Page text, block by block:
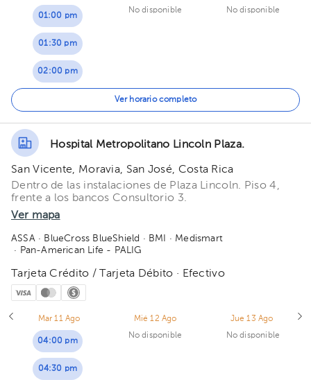
01:00 pm
01:30 pm
02:00 pm
No disponible
No disponible
Ver horario completo
Hospital Metropolitano Lincoln Plaza.
San Vicente, Moravia, San José, Costa Rica
Dentro de las instalaciones de Plaza Lincoln. Piso 4,
frente a los bancos Consultorio 3.
Ver mapa
ASSA· BlueCross BlueShield · BMI
· Medismart
· Pan-American Life - PALIG
Tarjeta Crédito / Tarjeta Débito · Efectivo
Mar 11 Ago
04:00 pm
04:30 pm
Mié 12 Ago
No disponible
Jue 13 Ago
No disponible